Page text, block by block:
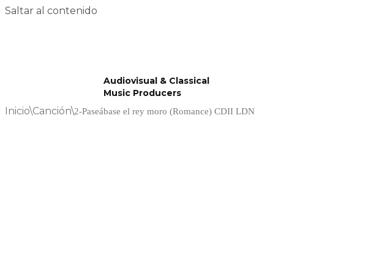
Saltar al contenido
Audiovisual & Classical
Music Producers
Inicio\Canción\2-Paseábase el rey moro (Romance) CDII LDN